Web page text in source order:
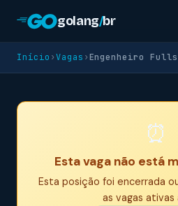
golang/br
Início ›Vagas ›Engenheiro
⏰
Esta vaga não está
Esta posição foi encerrada
as vagas ativas